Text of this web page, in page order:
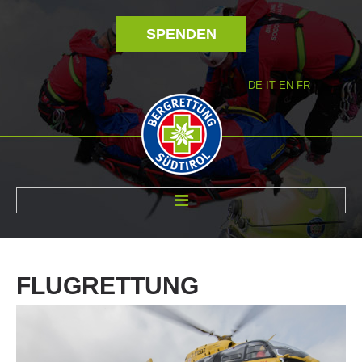
SPENDEN
DE IT EN FR
FLUGRETTUNG